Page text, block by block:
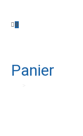
0
Panier